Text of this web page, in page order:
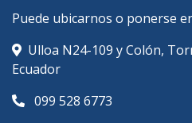
Puede ubicarnos o ponerse
Ulloa N24-109 y Colón,
Ecuador
099 528 6773